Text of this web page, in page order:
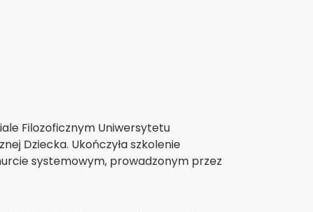
Filozoficznym Uniwersytetu
Dziecka. Ukończyła szkolenie
systemowym, prowadzonym przez